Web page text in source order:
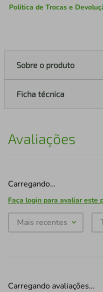
Política de Trocas e
Sobre o produto
Ficha técnica
Avaliações
Carregando…
Faça login para avaliar este
Mais recentes
Carregando avaliações…